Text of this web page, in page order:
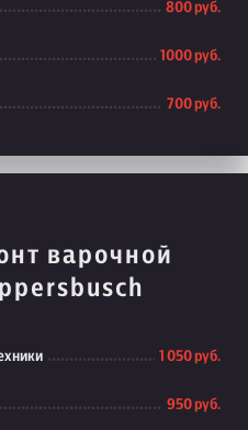
800 руб.
1000 руб.
700 руб.
варочной
1 050 руб.
950 руб.